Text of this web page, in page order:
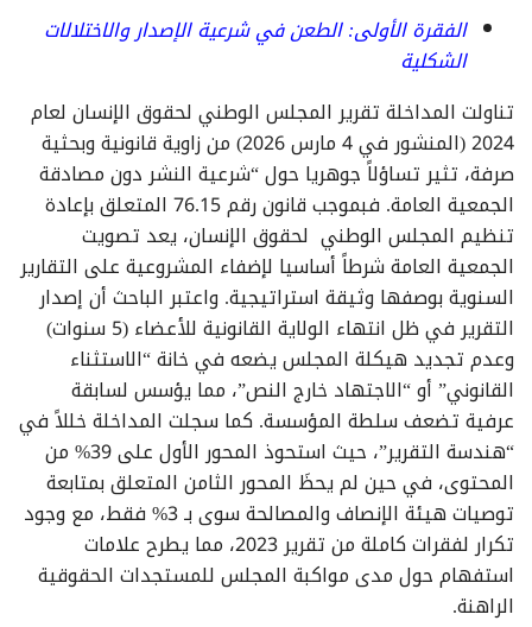
الفقرة الأولى: الطعن في شرعية الإصدار والاختلالات
الشكلية
تناولت المداخلة تقرير المجلس الوطني لحقوق الإنسان لعام
2024 (المنشور في 4 مارس 2026) من زاوية قانونية وبحثية
صرفة، تثير تساؤلاً جوهريا حول “شرعية النشر دون مصادقة
الجمعية العامة. فبموجب قانون رقم 76.15 المتعلق بإعادة
تنظيم المجلس الوطني لحقوق الإنسان، يعد تصويت
الجمعية العامة شرطاً أساسيا لإضفاء المشروعية على التقارير
السنوية بوصفها وثيقة استراتيجية. واعتبر الباحث أن إصدار
التقرير في ظل انتهاء الولاية القانونية للأعضاء (5 سنوات)
وعدم تجديد هيكلة المجلس يضعه في خانة “الاستثناء
القانوني” أو “الاجتهاد خارج النص”، مما يؤسس لسابقة
عرفية تضعف سلطة المؤسسة. كما سجلت المداخلة خللاً في
“هندسة التقرير”، حيث استحوذ المحور الأول على 39% من
المحتوى، في حين لم يحظَ المحور الثامن المتعلق بمتابعة
توصيات هيئة الإنصاف والمصالحة سوى بـ 3% فقط، مع وجود
تكرار لفقرات كاملة من تقرير 2023، مما يطرح علامات
استفهام حول مدى مواكبة المجلس للمستجدات الحقوقية
الراهنة.